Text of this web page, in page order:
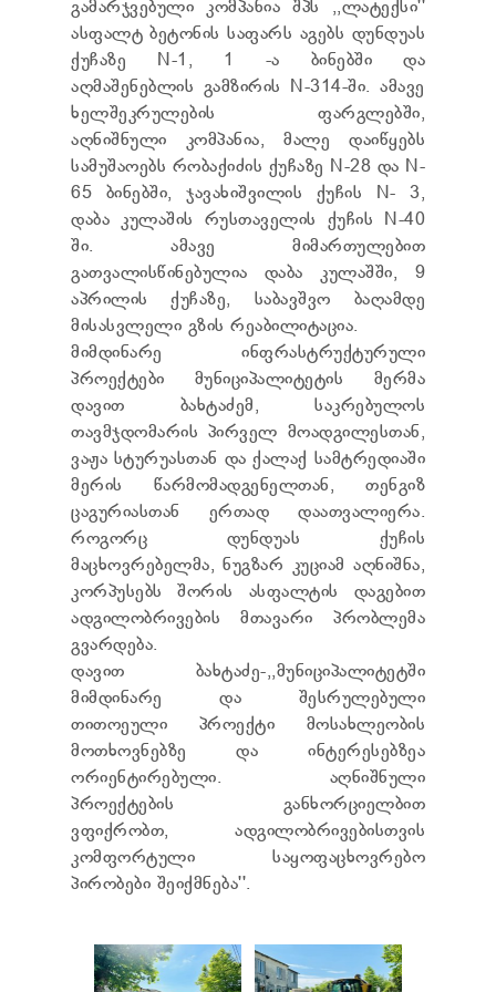
TENDERS
REPORT TO BE SUBMITTED TO PRESIDENT AND
PARLIAMENT
REQUEST OF PUBLIC INFORMATION
PERSONAL DATA PROTECTION OFFICER
LEGAL DECISIONS
APPEAL RULES
გამარჯვებული კომპანია შპს ,,ლატექსი''
ასფალტ ბეტონის საფარს აგებს დუნდუას
ქუჩაზე N-1, 1 -ა ბინებში და
აღმაშენებლის გამზირის N-314-ში. ამავე
ხელშეკრულების ფარგლებში,
აღნიშნული კომპანია, მალე დაიწყებს
სამუშაოებს რობაქიძის ქუჩაზე N-28 და N-
65 ბინებში, ჯავახიშვილის ქუჩის N- 3,
დაბა კულაშის რუსთაველის ქუჩის N-40
ში. ამავე მიმართულებით
გათვალისწინებულია დაბა კულაშში, 9
აპრილის ქუჩაზე, საბავშვო ბაღამდე
მისასვლელი გზის რეაბილიტაცია.
მიმდინარე ინფრასტრუქტურული
პროექტები მუნიციპალიტეტის მერმა
დავით ბახტაძემ, საკრებულოს
თავმჯდომარის პირველ მოადგილესთან,
ვაჟა სტურუასთან და ქალაქ სამტრედიაში
მერის წარმომადგენელთან, თენგიზ
ცაგურიასთან ერთად დაათვალიერა.
როგორც დუნდუას ქუჩის
მაცხოვრებელმა, ნუგზარ კუციამ აღნიშნა,
კორპუსებს შორის ასფალტის დაგებით
ადგილობრივების მთავარი პრობლემა
გვარდება.
დავით ბახტაძე-,,მუნიციპალიტეტში
მიმდინარე და შესრულებული
თითოეული პროექტი მოსახლეობის
მოთხოვნებზე და ინტერესებზეა
ორიენტირებული. აღნიშნული
პროექტების განხორციელბით
ვფიქრობთ, ადგილობრივებისთვის
კომფორტული საყოფაცხოვრებო
პირობები შეიქმნება''.